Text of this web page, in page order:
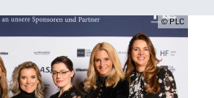
© PLC